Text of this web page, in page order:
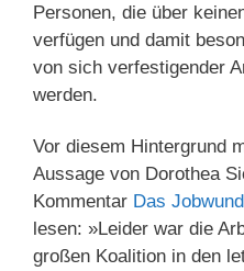
Personen, die über
verfügen und damit
von sich verfestigender
werden.
Vor diesem Hintergrund
Aussage von Dorothea
Kommentar Das
lesen: »Leider war die
großen Koalition in den